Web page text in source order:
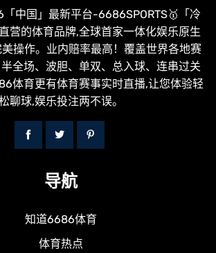
中国」最新平台-6686SPORTS🥇「冷
营的体育品牌,全球首家一体化娱乐原生
操作。业内赔率最高！覆盖世界各地赛
全场、波胆、单双、总入球、连串过关
体育更有体育赛事实时直播,让您体验轻
聊球,娱乐投注两不误。
导航
知道6686体育
体育热点